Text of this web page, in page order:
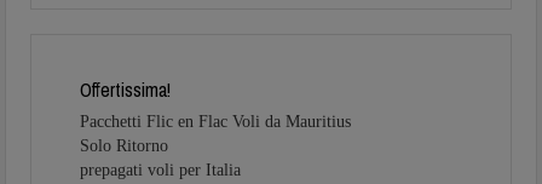
Offertissima!
Pacchetti Flic en Flac Voli da Mauritius
Solo Ritorno
prepagati voli per Italia